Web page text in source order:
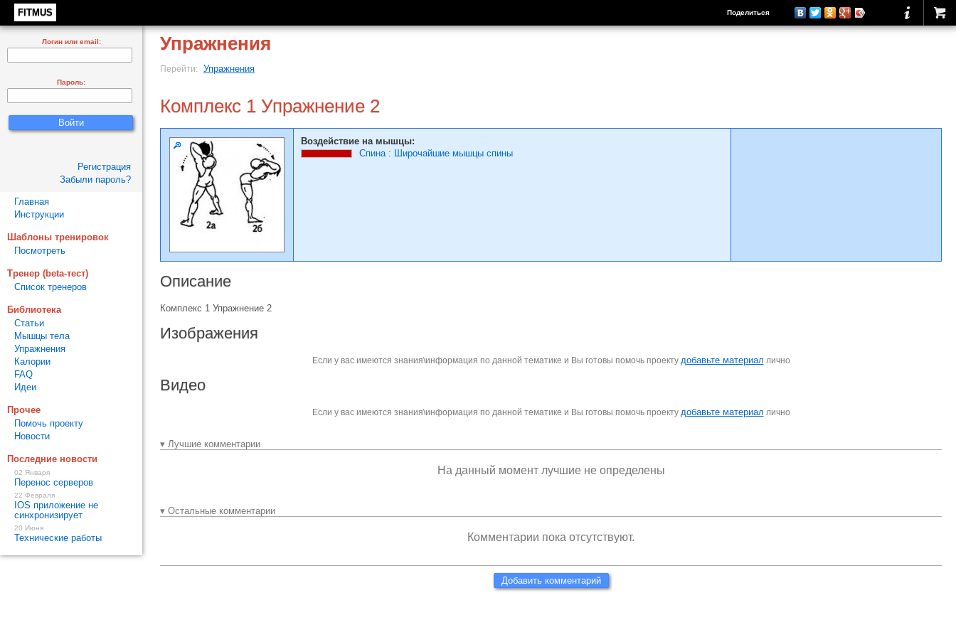
FITMUS Поделиться
Упражнения
Перейти: Упражнения
Комплекс 1 Упражнение 2
Воздействие на мышцы:
Спина: Широчайшие мышцы спины
Описание
Комплекс 1 Упражнение 2
Изображения
Если у вас имеются знания\информация по данной тематике и Вы готовы помочь проекту добавьте материал лично
Видео
Если у вас имеются знания\информация по данной тематике и Вы готовы помочь проекту добавьте материал лично
▾ Лучшие комментарии
На данный момент лучшие не определены
▾ Остальные комментарии
Комментарии пока отсутствуют.
Добавить комментарий
Логин или email:
Пароль:
Регистрация
Забыли пароль?
Главная
Инструкции
Шаблоны тренировок
Посмотреть
Тренер (beta-тест)
Список тренеров
Библиотека
Статьи
Мышцы тела
Упражнения
Калории
FAQ
Идеи
Прочее
Помочь проекту
Новости
Последние новости
02 Января
Перенос серверов
22 Февраля
IOS приложение не
синхронизирует
20 Июня
Технические работы